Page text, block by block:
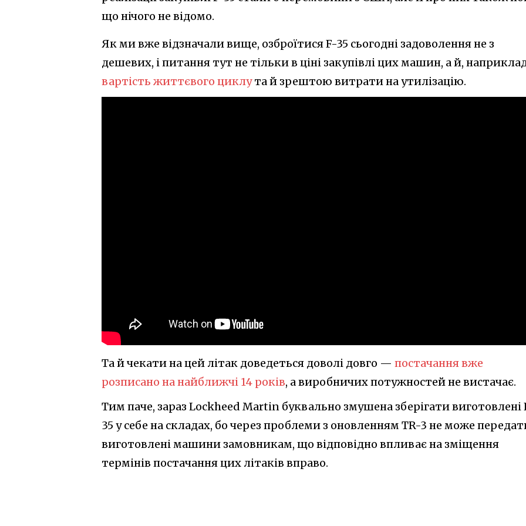
що нічого не відомо.
Як ми вже відзначали вище, озброїтися F-35 сьогодні задоволення не з
дешевих, і питання тут не тільки в ціні закупівлі цих машин, а й,
вартість життєвого циклута й зрештою витрати на утилізацію.
Та й чекати на цей літак доведеться доволі довго — постачання вже
розписано на найближчі 14 років, а виробничих потужностей не вистачає.
Тим паче, зараз Lockheed Martin буквально змушена зберігати виготовлені
35 у себе на складах, бо через проблеми з оновленням TR-3 не може
виготовлені машини замовникам, що відповідно впливає на зміщення
термінів постачання цих літаків вправо.